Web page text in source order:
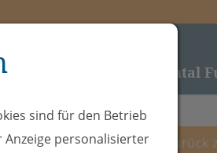
Rheintal
sind für den Betrieb
personalisierter